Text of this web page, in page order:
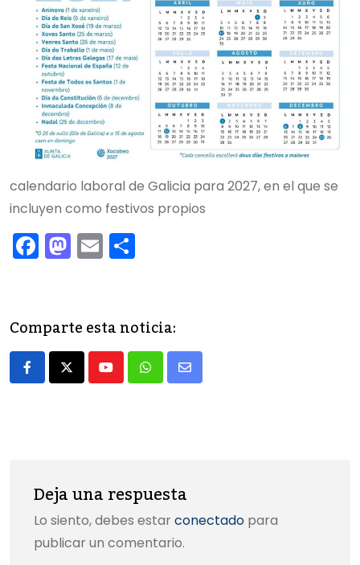
calendario laboral de Galicia para 2027, en el que se
incluyen como festivos propios
F
a
e
b
o
M
a
o
d
o
E
m
l p
ar
tir
Comparte esta noticia:
YoutubeWhatsapp
Share
Deja una respuesta
Lo siento, debes estar conectado para
publicar un comentario.